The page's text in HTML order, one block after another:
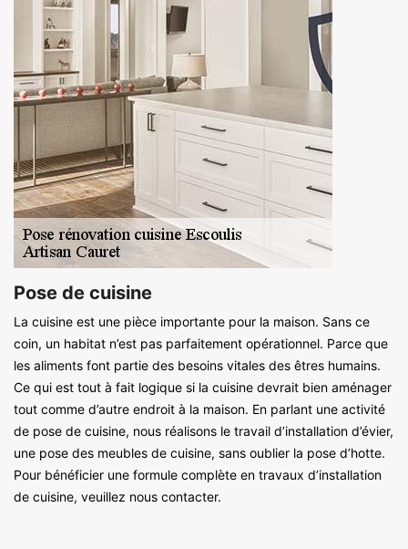
Pose de cuisine
La cuisine est une pièce importante pour la maison. Sans ce
coin, un habitat n’est pas parfaitement opérationnel. Parce que
les aliments font partie des besoins vitales des êtres humains.
Ce qui est tout à fait logique si la cuisine devrait bien aménager
tout comme d’autre endroit à la maison. En parlant une activité
de pose de cuisine, nous réalisons le travail d’installation d’évier,
une pose des meubles de cuisine, sans oublier la pose d’hotte.
Pour bénéficier une formule complète en travaux d’installation
de cuisine, veuillez nous contacter.